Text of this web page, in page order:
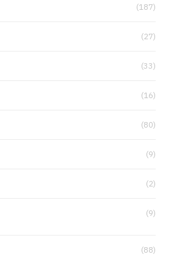
(187)
(27)
(33)
(16)
(80)
(9)
(2)
(9)
(88)